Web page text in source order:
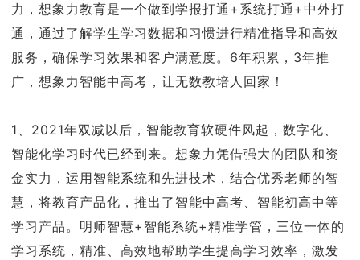
力，想象力教育是一个做到学报打通+系统打通+中外打
通，通过了解学生学习数据和习惯进行精准指导和高效
服务，确保学习效果和客户满意度。6年积累，3年推
广，想象力智能中高考，让无数教培人回家！
1、2021年双减以后，智能教育软硬件风起，数字化、
智能化学习时代已经到来。想象力凭借强大的团队和资
金实力，运用智能系统和先进技术，结合优秀老师的智
慧，将教育产品化，推出了智能中高考、智能初高中等
学习产品。明师智慧+智能系统+精准学管，三位一体的
学习系统，精准、高效地帮助学生提高学习效率，激发